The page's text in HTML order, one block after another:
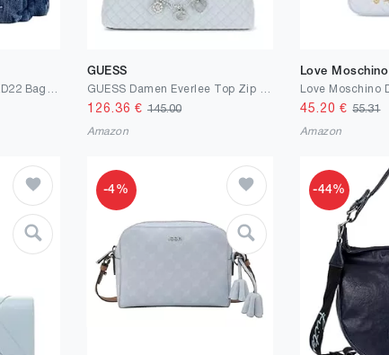
GUESS
126.36 € 145.00
Amazon
Love Moschino
45.20 €55.31
Amazon
-4% -44%